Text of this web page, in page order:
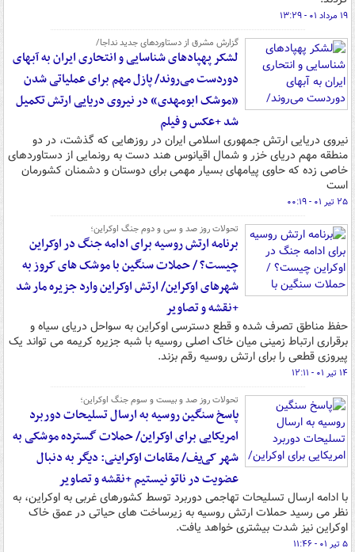
۱۹ مرداد ۰۱ - ۱۳:۲۹
گزارش مشرق از دستاوردهای جدید نداجا/
لشکر پهپادهای شناسایی و انتحاری ایران به آبهای
دوردست می‌روند/ پازل مهم برای عملیاتی شدن
«موشک ابومهدی» در نیروی دریایی ارتش تکمیل
شد +عکس و فیلم
نیروی دریایی ارتش جمهوری اسلامی ایران در روزهایی که گذشت، در دو
منطقه مهم دریای خزر و شمال اقیانوس هند دست به رونمایی از دستاوردهای
خاصی زده که حاوی پیامهای بسیار مهمی برای دوستان و دشمنان کشورمان
است
۲۵ تیر ۰۱ - ۰۰:۱۹
تحولات روز صد و سی‌ و دوم جنگ اوکراین؛
برنامه ارتش روسیه برای ادامه جنگ در اوکراین
چیست؟ / حملات سنگین با موشک های کروز به
شهرهای اوکراین/ ارتش اوکراین وارد جزیره مار شد
+نقشه و تصاویر
حفظ مناطق تصرف شده و قطع دسترسی اوکراین به سواحل دریای سیاه و
برقراری ارتباط زمینی میان خاک اصلی روسیه با شبه جزیره کریمه می تواند یک
پیروزی قطعی را برای ارتش روسیه رقم بزند.
۱۴ تیر ۰۱ - ۱۲:۱۱
تحولات روز صد و بیست و سوم جنگ اوکراین؛
پاسخ سنگین روسیه به ارسال تسلیحات دوربرد
امریکایی برای اوکراین/ حملات گسترده موشکی به
شهر کی‌یف/ مقامات اوکراینی: دیگر به دنبال
عضویت در ناتو نیستیم +نقشه و تصاویر
با ادامه ارسال تسلیحات تهاجمی دوربرد توسط کشورهای غربی به اوکراین، به
نظر می رسید حملات ارتش روسیه به زیرساخت های حیاتی در عمق خاک
اوکراین نیز شدت بیشتری خواهد یافت.
۵ تیر ۰۱ - ۱۱:۴۶